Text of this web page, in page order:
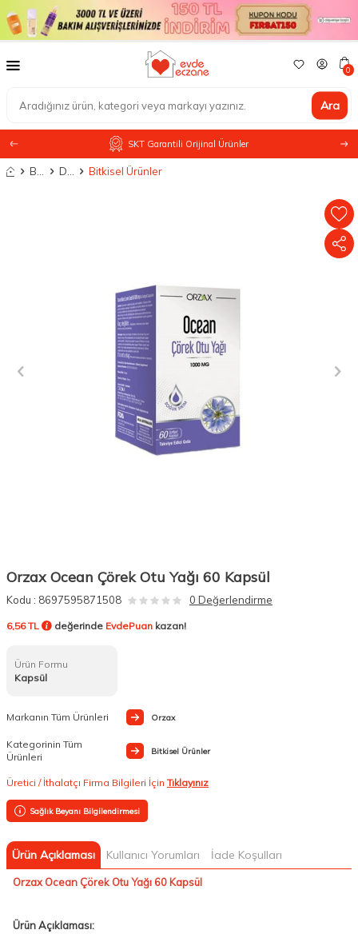
Ara
0
SKT Garantili Orijinal Ürünler
Anasayfa Bitkisel Ürünler
Orzax Ocean Çörek Otu Yağı 60 Kapsül
Kodu : 8697595871508 0 Değerlendirme
6,56 TL değerinde EvdePuan kazan!
Ürün Formu
Kapsül
Markanın Tüm Ürünleri Orzax
Kategorinin Tüm
Ürünleri
Bitkisel Ürünler
Üretici / İthalatçı Firma Bilgileri İçin Tıklayınız
Sağlık Beyanı Bilgilendirmesi
Ürün Açıklaması Kullanıcı Yorumları İade Koşulları
Orzax Ocean Çörek Otu Yağı 60 Kapsül
Ürün Açıklaması: